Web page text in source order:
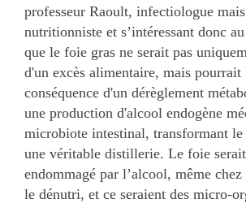
professeur Raoult, infectiologue
nutritionniste et s’intéressant donc
que le foie gras ne serait pas
d'un excès alimentaire, mais pourrait
conséquence d'un dérèglement
une production d'alcool endogène
microbiote intestinal, transformant
une véritable distillerie. Le foie
endommagé par l’alcool, même chez
le dénutri, et ce seraient des micro-